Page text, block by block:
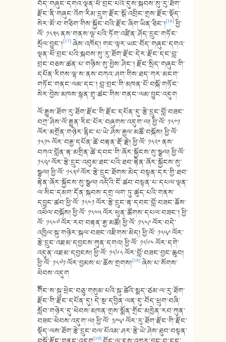
བོད་གཞུང་དགའ་ལྡན་ཕོ་བྲང་པའི་དུས་སྐབས་སུ་རུ་ཐོག་
རྫོང་ནི་གཞུང་འོག་རིམ་དྲུག་རྫོང་སྒོ་འབྲིང་གྲས་རྫོང་སྡོད་
སེར་མོ་བ་གཅིག་གིས་སྐྱོང་བའི་རྫོང་ཞིག་ཡིན་ཅིང་།[16]ཕྱི་
ལོ་ ༡༨༣༥ ནས་གནས་ལྔ་པའི་ཏོག་འཛིན་ཤོད་དྲུང་གཏོང་
སྲོལ་བྱུང་།[17]ཞེས་འཁོད། གང་ལྟར་ཡང་བོད་གཞུང་དགའ་
ལྡན་ཕོ་བྲང་པའི་སྐབས་སུ་རུ་ཐོག་རྫོང་དེར་རྫོང་དང་བླ་
བྲང་བཅས་ཚན་པ་གཉིས་སུ་ཕྱེས་ཤིང་། རྫོང་སྲིད་གཞུང་གི་
དཔོན་རིགས་ལྷ་ས་ནས་བཀའ་ཤག་གིས་ཐད་ཀར་མངག་
གཏོང་གནང་ལམ་དང་། བླ་བྲང་གི་མཁན་པོ་བསྐོ་གཏོང་
སེར་བྱེས་མཁས་སྙན་གྲྭ་ཚང་གིས་གནང་ལམ་བྱུང་འདུག
ལོ་རྒྱུས་ཐོག་རུ་ཐོག་རྫོང་གི་རྫོང་དཔོན་དུ་རྩེ་དྲུང་བློ་བཟང་
བཀྲ་ཤིས་ལོ་རྒྱུན་རིང་པོར་བཞུགས་འདུག་ལ། ཕྱི་ལོ་ ༡༨༠༡
ལོར་མགྲོན་གཉེར་རྙིང་པ་ཡེ་ཤེས་རྒྱལ་མཚོ་བསྐོས། ཕྱི་ལོ་
༡༨༡༤ ལོར་བརྒྱ་དཔོན་ཚེ་བརྟན་རྡོ་རྗེ། ཕྱི་ལོ་ ༡༨༢༠ ནས་
བཀའ་བློན་རྟ་མགྲིན་ཚེ་དབང་གི་ཞོར་སྐྱོངས་སུ་སྩལ། ཕྱི་ལོ་
༡༨༢༩ ལོར་རྩེ་དྲུང་འབུམ་ཐང་པའི་ཐབ་རྟེན་ཞོར་སྐྱོངས་སུ་
སྩལ། ཕྱི་ལོ་ ༡༨༣༧ ལོར་རྩེ་དྲུང་ཐོགས་མེད་བསྟན་དར་གྱི་ཐབ་
རྟེན་ཞོར་སྐྱོངས་སུ་སྩལ། འདིའི་ངོ་ཚབ་བསྟན་པ་དཔལ་ལྡན་
ལ་སིང་དམག་དོན་སྐབས་དགྲ་ལག་ཏུ་ཚུད་པའི་གནས་
དབྱུང་ཚབ་ཕྱི་ལོ་ ༡༨༤༡ ལོར་རྩེ་དྲུང་རྟ་དབང་བློ་བཟང་ཆོས་
འཕེལ་བསྐོས། ཕྱི་ལོ་ ༡༨༤༥ ལོར་ཕུན་ཚོགས་དཔལ་བཟང་། ཕྱི་
ལོ་ ༡༨༤༧ ལོར་རབ་བརྟན་རྒྱ་མཚོ། ཕྱི་ལོ་ ༡༨༤༩ ལོར་བདེ་
འཁྱིལ་སྐུ་གཉེར་སྐལ་བཟང་འཇིགས་མེད། ཕྱི་ལོ་ ༡༨༥༩ ལོར་
རྩེ་དྲུང་འཇམ་དབྱངས་ཀུན་དགའ། ཕྱི་ལོ་ ༡༨༦༤ ལོར་དགེ་
འདུན་འཇམ་དབྱངས། ཕྱི་ལོ་ ༡༨༦༨ ལོར་བློ་བཟང་བྱང་ཆུབ།
ཕྱི་ལོ་ ༡༨༧༡ ལོར་བྱམས་པ་ཆོས་གྲགས།[18]ཞེས་པ་སོགས་
ཕེབས་འདུག
༸གོང་ས་སྐུ་ཕྲེང་བཅུ་གསུམ་པའི་སྐུ་ཚེའི་སྨད་ཙམ་ལ་རུ་ཐོག་
རྫོང་གི་རྫོང་དཔོན་དུ། དེ་སྔ་དབྱིན་ལན་དུ་བོད་ཕྲུག་བཞི་
སློབ་གཉེར་དུ་ཕེབས་མཁན་གྲས་སྨོན་གྲོང་མཁྱེན་རབ་ཀུན་
བཟང་ཕེབས་འདུག་ལ། ཕྱི་ལོ་ ༡༩༥༩ ལོར་རུ་ཐོག་རྫོང་གི་རྫོང་
སྡོད་ལས་ཐོག་རྩེ་དྲུང་བལ་པོའམ་ཤར་རྩེ་ཡེ་ཤེས་ཐུབ་བསྟན་
[19]